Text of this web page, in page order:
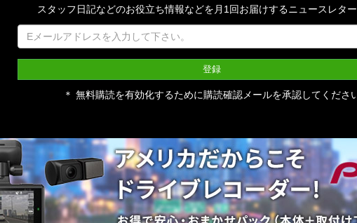
スタッフ日記などのお役立ち情報などを月1回お届けするニュースレター
＊ 無料購読を有効化するために購読確認メールを承認してくださ